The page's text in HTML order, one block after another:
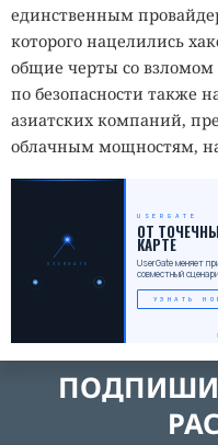
единственным
которого нацелились
общие черты со взломом
по безопасности также
азиатских компаний,
облачным мощностям,
USERGATE
USERGATE
ОТ
КАРТЕ
UserGate меняет
совместный
УЗНАТЬ